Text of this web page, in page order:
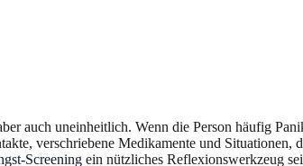
auch uneinheitlich. Wenn die Person häufig
verschriebene Medikamente und Situationen,
Screening ein nützliches Reflexionswerkzeug